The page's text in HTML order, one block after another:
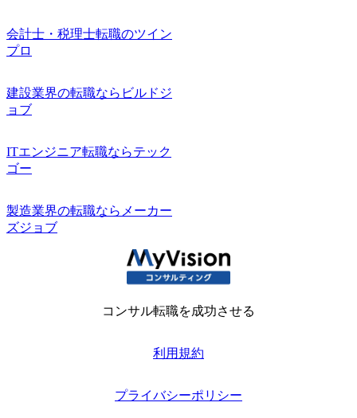
会計士・税理士転職のツイン
プロ
建設業界の転職ならビルドジ
ョブ
ITエンジニア転職ならテック
ゴー
製造業界の転職ならメーカー
ズジョブ
コンサル転職を成功させる
利用規約
プライバシーポリシー